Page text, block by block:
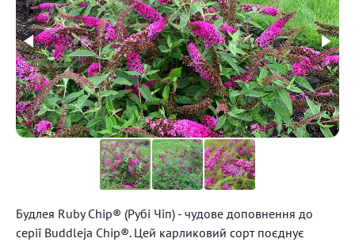
Будлея Ruby Chip® (Рубі Чіп) - чудове доповнення до
серії Buddleja Chip®. Цей карликовий сорт поєднує